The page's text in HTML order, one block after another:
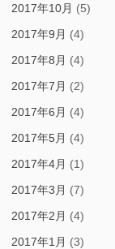
2017年10月 (5)
2017年9月 (4)
2017年8月 (4)
2017年7月 (2)
2017年6月 (4)
2017年5月 (4)
2017年4月 (1)
2017年3月 (7)
2017年2月 (4)
2017年1月 (3)